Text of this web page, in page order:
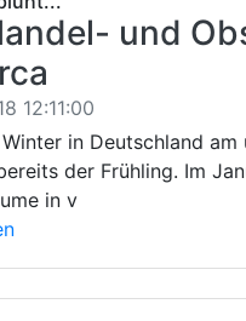
und
12:11:00
in Deutschland
der Frühling. Im
in v